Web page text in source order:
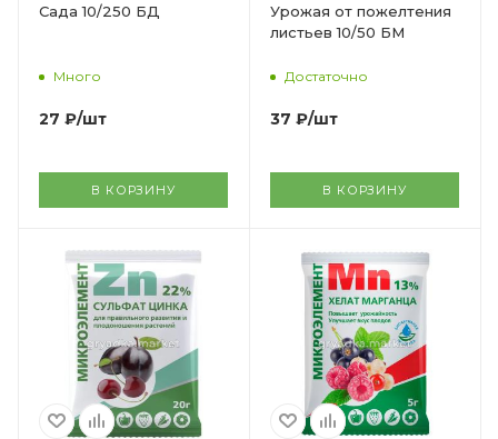
Сада 10/250 БД
Много
27 ₽/шт
В КОРЗИНУ
Урожая от пожелтения
листьев 10/50 БМ
Достаточно
37 ₽/шт
В КОРЗИНУ